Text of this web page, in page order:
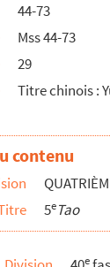
renseigné]
ad Herennium.
Marci Tullii
et de
en cinq livres,
44-73
Mss 44-73
29
Titre chinois :
contenu
5eTao
e